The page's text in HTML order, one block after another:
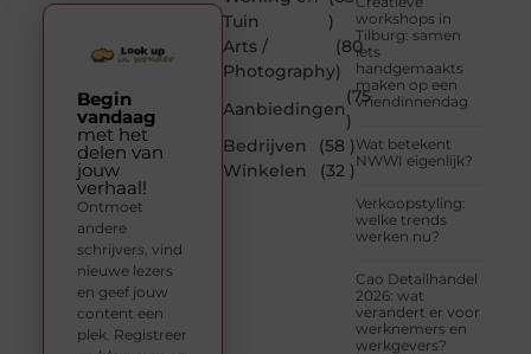
Tuin
)
Arts /
Photography
(80
)
Aanbiedingen
(75
)
Bedrijven
(58 )
Winkelen
(32 )
workshops in
Tilburg: samen
iets
handgemaakts
maken op een
vriendinnendag
Wat betekent
NWWI eigenlijk?
Verkoopstyling:
welke trends
werken nu?
Cao Detailhandel
2026: wat
verandert er voor
werknemers en
werkgevers?
Begin
vandaag
met het
delen van
jouw
verhaal!
Ontmoet
andere
schrijvers, vind
nieuwe lezers
en geef jouw
content een
plek. Registreer